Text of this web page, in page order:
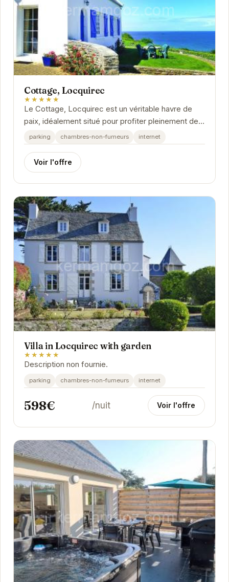
Cottage, Locquirec
★★★★★
Le Cottage, Locquirec est un véritable havre de
paix, idéalement situé pour profiter pleinement des
charmes de la Bretagne. Avec un accès facile...
parking chambres-non-fumeurs internet
Voir l'offre
Villa in Locquirec with garden
★★★★★
Description non fournie.
parking chambres-non-fumeurs internet
598€ /nuit Voir l'offre